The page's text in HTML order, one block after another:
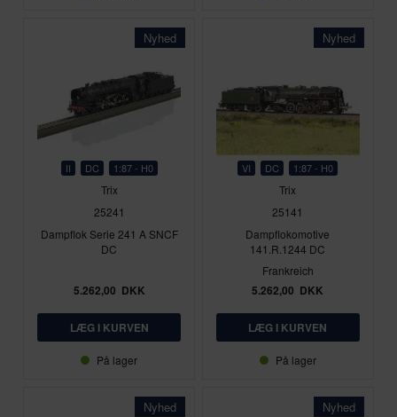
Nyhed
II DC 1:87 - H0
Trix
25241
Dampflok Serie 241 A SNCF
DC
5.262,00 DKK
På lager
Nyhed
VI DC 1:87 - H0
Trix
25141
Dampflokomotive
141.R.1244 DC
Frankreich
5.262,00 DKK
På lager
Nyhed Nyhed